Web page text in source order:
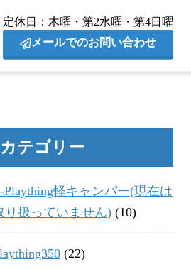
定休日
木曜・第2水曜・第4日曜
メールでのお問い合わせ
カテゴリー
Plaything軽キャンパー(現在は
り扱っていません) (10)
(22)